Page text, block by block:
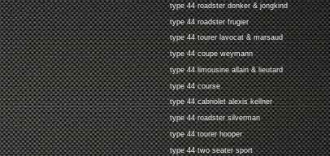
type 44 roadster donker & jongkind
type 44 roadster frugier
type 44 tourer lavocat & marsaud
type 44 coupe weymann
type 44 limousine allain & lieutard
type 44 course
type 44 cabriolet alexis kellner
type 44 roadster silverman
type 44 tourer hooper
type 44 two seater sport